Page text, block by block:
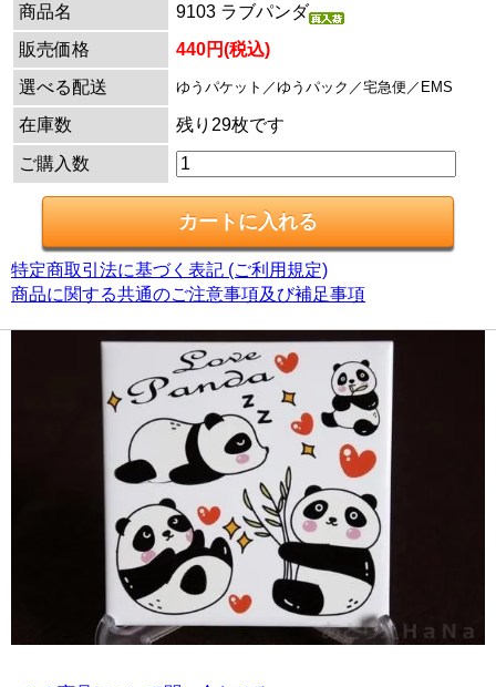
商品名
9103 ラブパンダ
販売価格
440円(税込)
選べる配送
ゆうパケット／ゆうパック／宅急便／EMS
在庫数 残り29枚です
ご購入数
特定商取引法に基づく表記 (ご利用規定)
商品に関する共通のご注意事項及び補足事項